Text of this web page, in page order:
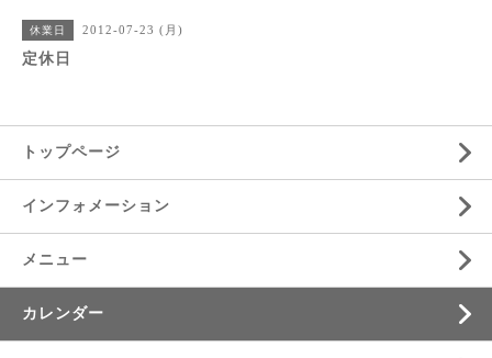
休業日 2012-07-23 (月)
定休日
トップページ
インフォメーション
メニュー
カレンダー